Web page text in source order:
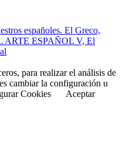
españoles. El Greco,
ARTE ESPAÑOL V, El
para realizar el análisis de
cambiar la configuración u
Cookies
Aceptar